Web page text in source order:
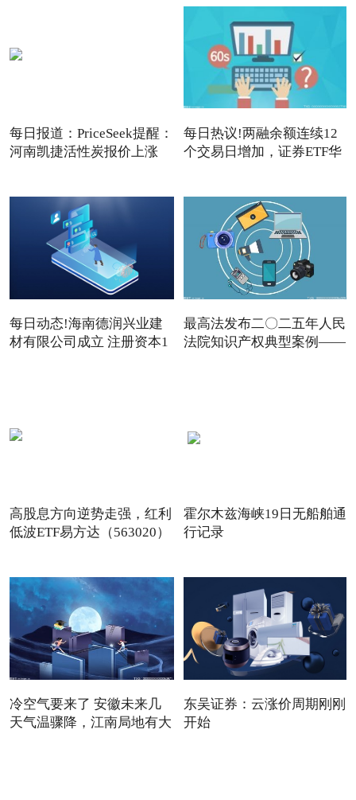
每日报道：PriceSeek提醒：
河南凯捷活性炭报价上涨
每日热议!两融余额连续12
个交易日增加，证券ETF华
每日动态!海南德润兴业建
材有限公司成立 注册资本1
最高法发布二〇二五年人民
法院知识产权典型案例——
高股息方向逆势走强，红利
低波ETF易方达（563020）
霍尔木兹海峡19日无船舶通
行记录
冷空气要来了 安徽未来几
天气温骤降，江南局地有大
东吴证券：云涨价周期刚刚
开始